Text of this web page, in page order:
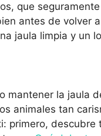
que
antes de volver
jaula limpia y
mantener la jaula
animales tan
primero,